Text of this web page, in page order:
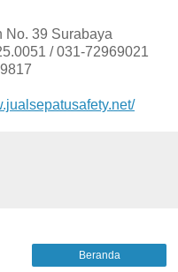
No. 39 Surabaya
/ 031-72969021
Beranda